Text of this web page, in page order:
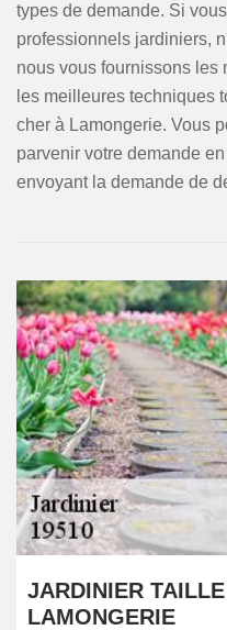
types de demande. Si
professionnels jardiniers,
nous vous fournissons les
les meilleures techniques
cher à Lamongerie. Vous
parvenir votre demande
envoyant la demande de
JARDINIER
LAMONGERIE